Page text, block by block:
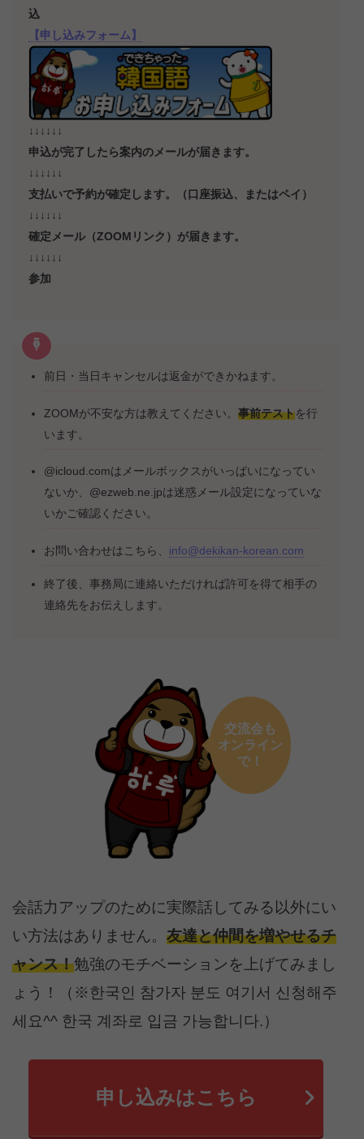
込
【申し込みフォーム】
↓↓↓↓↓↓
申込が完了したら案内のメールが届きます。
↓↓↓↓↓↓
支払いで予約が確定します。（口座振込、またはペイ）
↓↓↓↓↓↓
確定メール（ZOOMリンク）が届きます。
↓↓↓↓↓↓
参加
前日・当日キャンセルは返金ができかねます。
ZOOMが不安な方は教えてください。 事前テストを行
います。
@icloud.comはメールボックスがいっぱいになってい
ないか、@ezweb.ne.jpは迷惑メール設定になっていな
いかご確認ください。
お問い合わせはこちら、 info@dekikan-korean.com
終了後、事務局に連絡いただければ許可を得て相手の
連絡先をお伝えします。
交流会も
オンライン
で！
会話力アップのために実際話してみる以外にい
い方法はありません。 友達と仲間を増やせるチ
ャンス！勉強のモチベーションを上げてみまし
ょう！（※한국인 참가자 분도 여기서 신청해주
세요^^ 한국 계좌로 입금 가능합니다.）
申し込みはこちら